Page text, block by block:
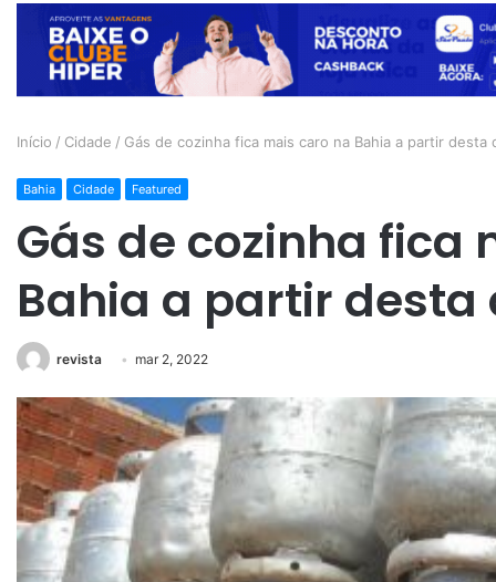
Início / Cidade / Gás de cozinha fica mais caro na Bahia a partir desta
Bahia Cidade Featured
Gás de cozinha fica
Bahia a partir
revista mar 2, 2022